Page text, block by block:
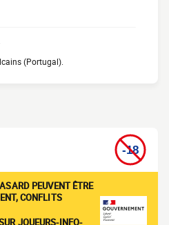
(Portugal).
PEUVENT ÊTRE
CONFLITS
JOUEURS-INFO-